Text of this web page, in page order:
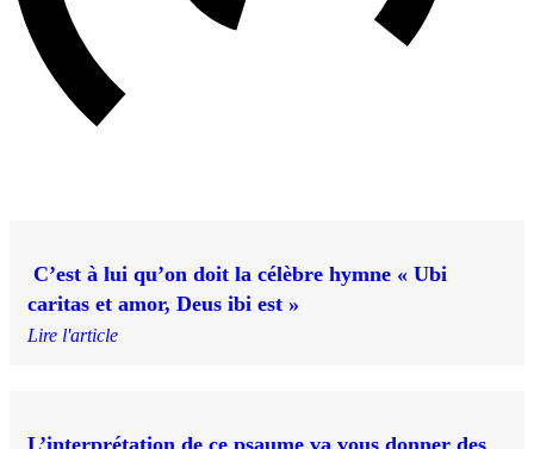
C’est à lui qu’on doit la célèbre hymne « Ubi
caritas et amor, Deus ibi est »
Lire l'article
L’interprétation de ce psaume va vous donner des